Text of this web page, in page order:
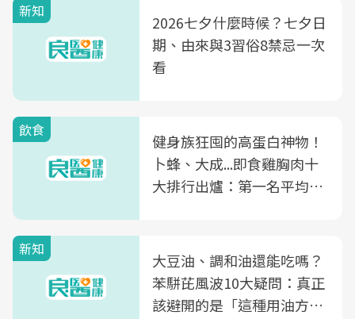
新知
2026七夕什麼時候？七夕日
期、由來與3習俗8禁忌一次
看
飲食
健身族狂囤的高蛋白神物！
卜蜂、大成...即食雞胸肉十
大排行出爐：第一名平均一
新知
大豆油、調和油還能吃嗎？
苯駢芘風波10大疑問：真正
該避開的是「這種用油方